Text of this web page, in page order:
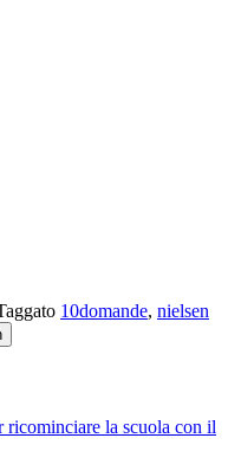
10domande, nielsen
la scuola con il